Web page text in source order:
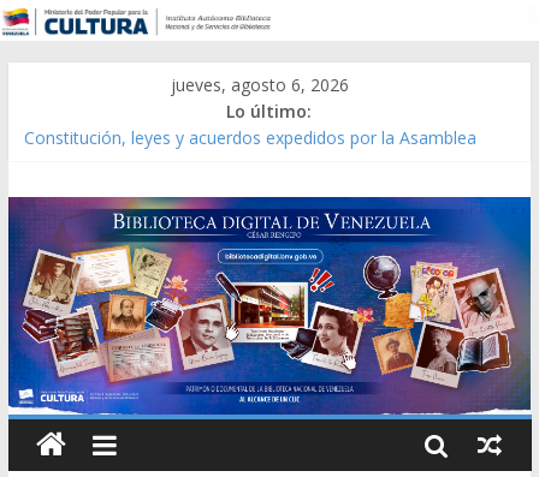
jueves, agosto 6, 2026
Lo último:
Constitución, leyes y acuerdos expedidos por la Asamblea
Modesta Bor Sánchez [material gráfico]
Gaceta Oficial de la República de Venezuela año CXXXIII Mes V,
Caracas 09 de marzo de 2006 N° 38.394
Catálogo temático de obras de Modesta Bor